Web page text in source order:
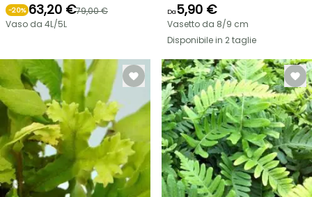
-20% 63,20 €79,00 €
Vaso da 4L/5L
Da5,90 €
Vasetto da 8/9 cm
Disponibile in 2 taglie